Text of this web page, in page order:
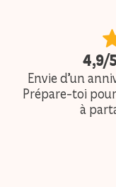
4,9/
Envie d’un
Prépare-toi
à